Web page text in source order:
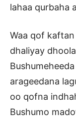
lahaa qurbaha
Waa qof
dhaliyay
arageedana
oo qofna
Bushumo